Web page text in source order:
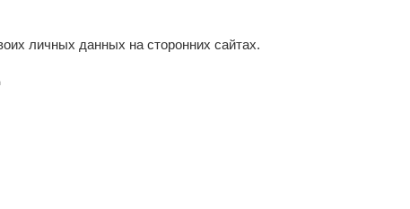
личных данных на сторонних сайтах.